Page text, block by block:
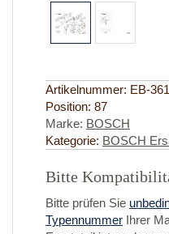
Artikelnummer: EB-
Position: 87
Marke: BOSCH
Kategorie: BOSCH
Bitte
Bitte prüfen Sie
Typennummer Ihrer